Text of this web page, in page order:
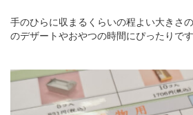
手のひらに収まるくらいの程よい大きさ
のデザートやおやつの時間にぴったりです